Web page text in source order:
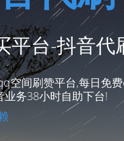
平台-抖音代
空间刷赞平台,每日免
务38小时自助下台!